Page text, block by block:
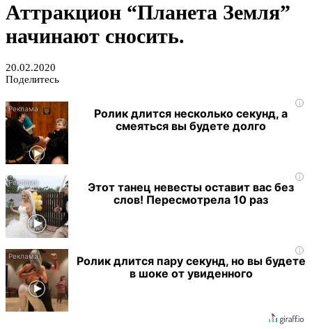
Аттракцион “Планета Земля”
начинают сносить.
20.02.2020
Поделитесь
i
Ролик длится несколько секунд, а
смеяться вы будете долго
i
Этот танец невесты оставит вас без
слов! Пересмотрела 10 раз
i
Ролик длится пару секунд, но вы будете
в шоке от увиденного